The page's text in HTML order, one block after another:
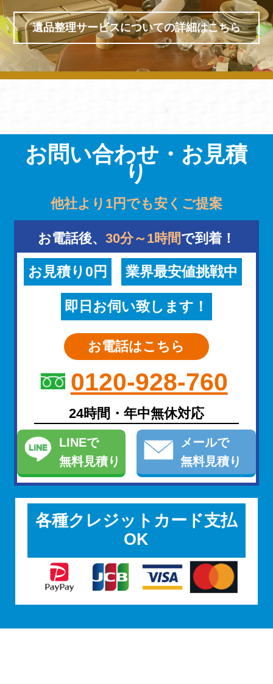
遺品整理サービスについての詳細はこちら
お問い合わせ・お見積
り
他社より1円でも安くご提案
お電話後、 30分～1時間で到着！
お見積り0円 業界最安値挑戦中
即日お伺い致します！
お電話はこちら
0120-928-760
24時間・年中無休対応
LINEで
無料見積り
メールで
無料見積り
各種クレジットカード支払
OK